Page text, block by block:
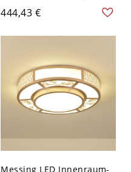
& quadratisch montierbar
- Quadrat XL 110V-120V
444,43 €
Messing LED Innenraum-